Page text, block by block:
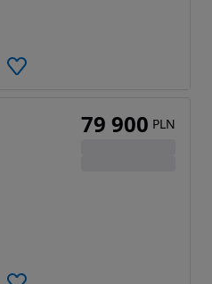
79 900 PLN